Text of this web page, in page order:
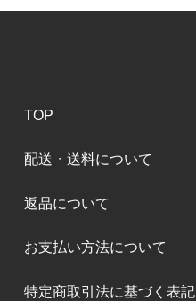
TOP
配送・送料について
返品について
お支払い方法について
特定商取引法に基づく表記